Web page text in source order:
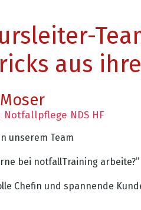
aus
Notfallpflege NDS HF
unserem Team
bei notfallTraining arbeite?”
Chefin und spannende